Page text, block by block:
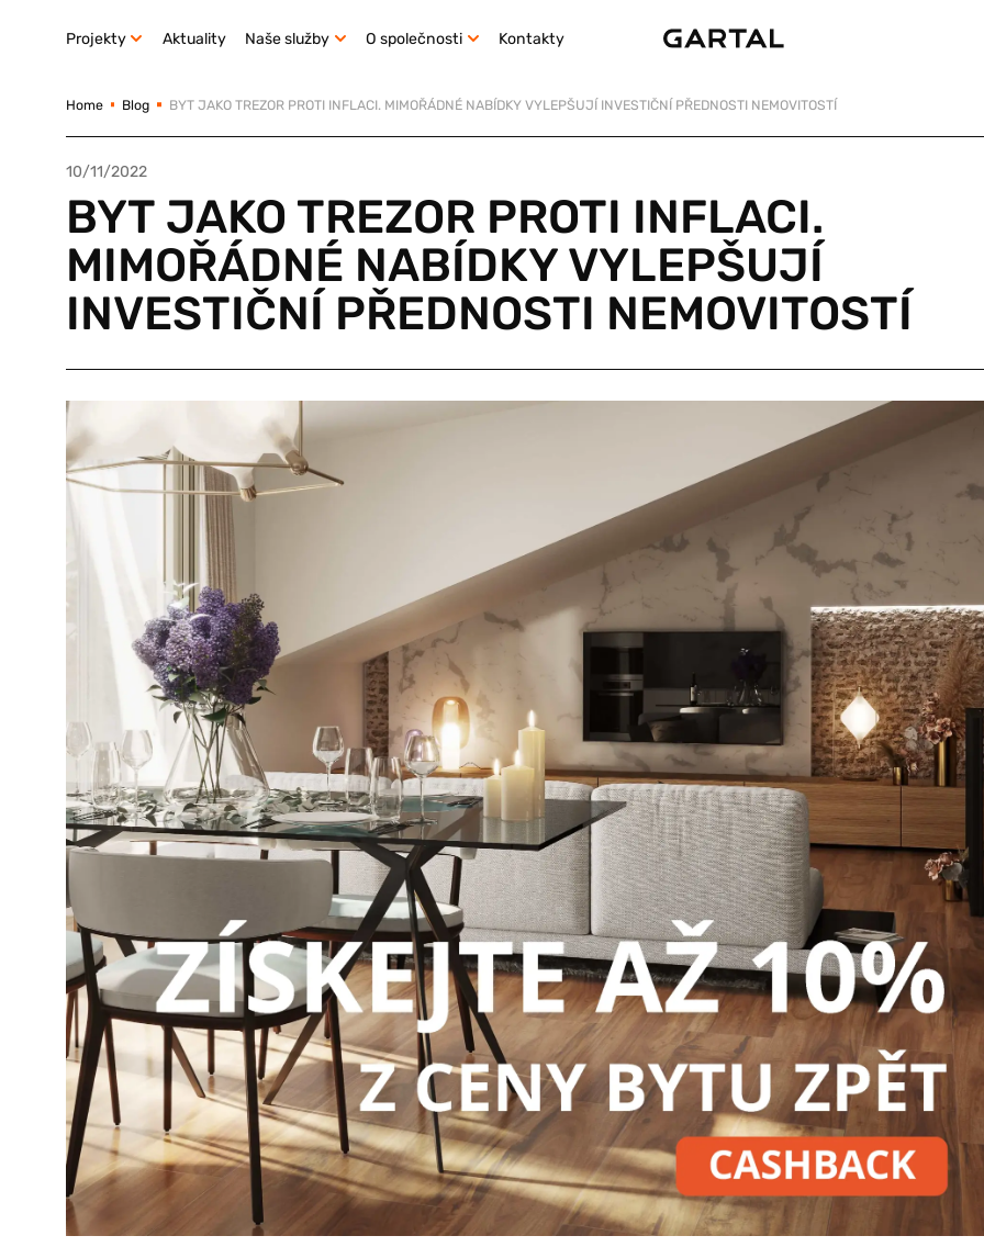
Projekty Aktuality Naše služby O společnosti Kontakty
Home Blog BYT JAKO TREZOR PROTI INFLACI. MIMOŘÁDNÉ NABÍDKY VYLEPŠUJÍ INVESTIČNÍ PŘEDNOSTI NEMOVITOSTÍ
10/11/2022
BYT JAKO TREZOR PROTI INFLACI.
MIMOŘÁDNÉ NABÍDKY VYLEPŠUJÍ
INVESTIČNÍ PŘEDNOSTI NEMOVITOSTÍ